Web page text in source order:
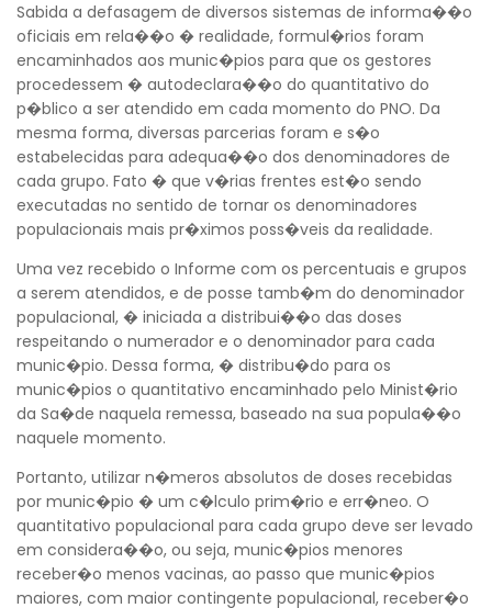
Sabida a defasagem de diversos sistemas de informa��o
oficiais em rela��o � realidade, formul�rios foram
encaminhados aos munic�pios para que os gestores
procedessem � autodeclara��o do quantitativo do
p�blico a ser atendido em cada momento do PNO. Da
mesma forma, diversas parcerias foram e s�o
estabelecidas para adequa��o dos denominadores de
cada grupo. Fato � que v�rias frentes est�o sendo
executadas no sentido de tornar os denominadores
populacionais mais pr�ximos poss�veis da realidade.
Uma vez recebido o Informe com os percentuais e grupos
a serem atendidos, e de posse tamb�m do denominador
populacional, � iniciada a distribui��o das doses
respeitando o numerador e o denominador para cada
munic�pio. Dessa forma, � distribu�do para os
munic�pios o quantitativo encaminhado pelo Minist�rio
da Sa�de naquela remessa, baseado na sua popula��o
naquele momento.
Portanto, utilizar n�meros absolutos de doses recebidas
por munic�pio � um c�lculo prim�rio e err�neo. O
quantitativo populacional para cada grupo deve ser levado
em considera��o, ou seja, munic�pios menores
receber�o menos vacinas, ao passo que munic�pios
maiores, com maior contingente populacional, receber�o